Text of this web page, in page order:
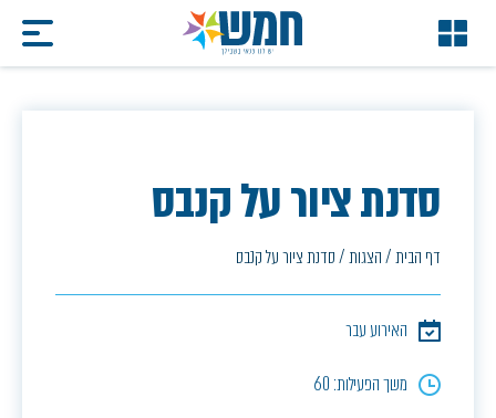
סדנת ציור על קנבס
דף הבית/הצגות/סדנת ציור על קנבס
האירוע עבר
משך הפעילות: 60